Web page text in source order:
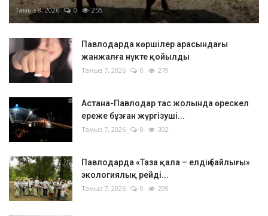
Тамыз 8, 2026 0 255
Павлодарда көршілер арасындағы
жанжалға нүкте қойылды
Тамыз 7, 2026 0 279
Астана-Павлодар тас жолында өрескел
ереже бұзған жүргізуші...
Тамыз 7, 2026 0 302
Павлодарда «Таза қала – елдің байлығы»
экологиялық рейді...
Тамыз 7, 2026 0 299